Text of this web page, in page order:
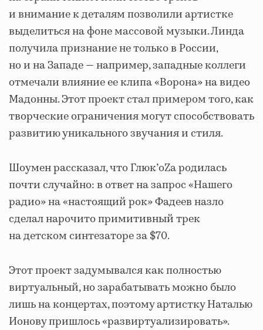
и внимание к деталям позволили артистке
выделиться на фоне массовой музыки. Линда
получила признание не только в России,
но и на Западе — например, западные коллеги
отмечали влияние ее клипа «Ворона» на видео
Мадонны. Этот проект стал примером того, как
творческие ограничения могут способствовать
развитию уникального звучания и стиля.
Шоумен рассказал, что Глюк’oZa родилась
почти случайно: в ответ на запрос «Нашего
радио» на «настоящий рок» Фадеев назло
сделал нарочито примитивный трек
на детском синтезаторе за $70.
Этот проект задумывался как полностью
виртуальный, но зарабатывать можно было
лишь на концертах, поэтому артистку Наталью
Ионову пришлось «развиртуализировать».